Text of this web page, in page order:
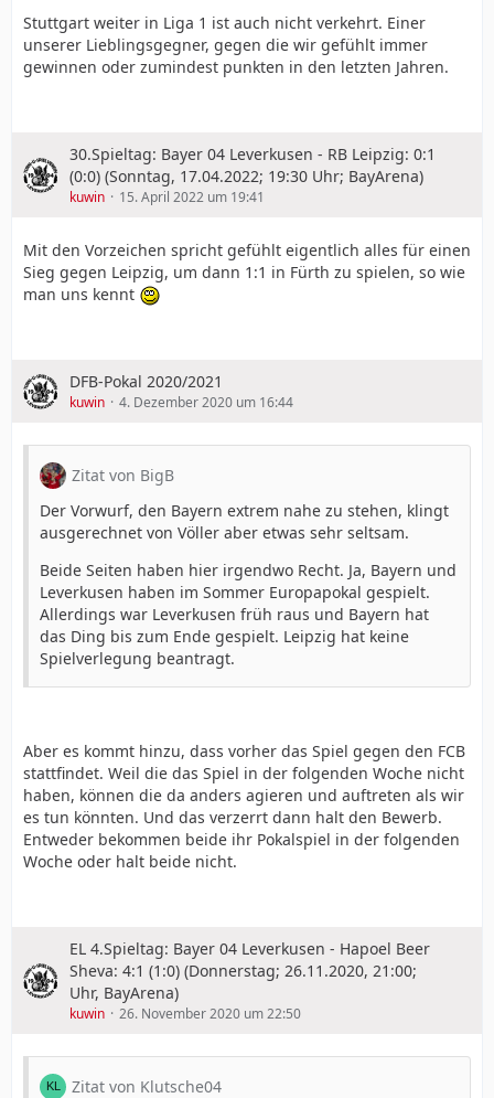
Stuttgart weiter in Liga 1 ist auch nicht verkehrt. Einer
unserer Lieblingsgegner, gegen die wir gefühlt immer
gewinnen oder zumindest punkten in den letzten Jahren.
30.Spieltag: Bayer 04 Leverkusen - RB Leipzig: 0:1
(0:0) (Sonntag, 17.04.2022; 19:30 Uhr; BayArena)
kuwin 15. April 2022 um 19:41
Mit den Vorzeichen spricht gefühlt eigentlich alles für einen
Sieg gegen Leipzig, um dann 1:1 in Fürth zu spielen, so wie
man uns kennt
DFB-Pokal 2020/2021
kuwin 4. Dezember 2020 um 16:44
Zitat von BigB
Der Vorwurf, den Bayern extrem nahe zu stehen, klingt
ausgerechnet von Völler aber etwas sehr seltsam.
Beide Seiten haben hier irgendwo Recht. Ja, Bayern und
Leverkusen haben im Sommer Europapokal gespielt.
Allerdings war Leverkusen früh raus und Bayern hat
das Ding bis zum Ende gespielt. Leipzig hat keine
Spielverlegung beantragt.
Aber es kommt hinzu, dass vorher das Spiel gegen den FCB
stattfindet. Weil die das Spiel in der folgenden Woche nicht
haben, können die da anders agieren und auftreten als wir
es tun könnten. Und das verzerrt dann halt den Bewerb.
Entweder bekommen beide ihr Pokalspiel in der folgenden
Woche oder halt beide nicht.
EL 4.Spieltag: Bayer 04 Leverkusen - Hapoel Beer
Sheva: 4:1 (1:0) (Donnerstag; 26.11.2020, 21:00;
Uhr, BayArena)
kuwin 26. November 2020 um 22:50
Zitat von Klutsche04